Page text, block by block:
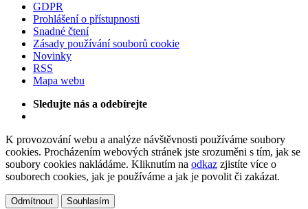
GDPR
Prohlášení o přístupnosti
Snadné čtení
Zásady používání souborů cookie
Novinky
RSS
Mapa webu
Sledujte nás a odebírejte
K provozování webu a analýze návštěvnosti používáme soubory
cookies. Procházením webových stránek jste srozuměni s tím, jak se
soubory cookies nakládáme. Kliknutím na odkaz zjistíte více o
souborech cookies, jak je používáme a jak je povolit či zakázat.
Odmítnout Souhlasím